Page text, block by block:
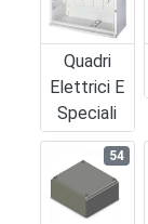
Quadri
Elettrici E
Speciali
54